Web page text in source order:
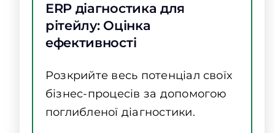
ERP діагностика для
рітейлу: Оцінка
ефективності
Розкрийте весь потенціал своїх
бізнес-процесів за допомогою
поглибленої діагностики.